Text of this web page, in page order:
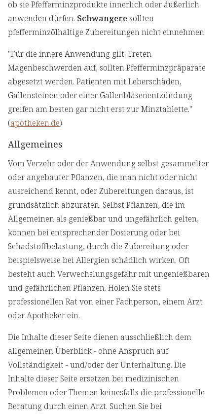
ob sie Pfefferminzprodukte innerlich oder äußerlich
anwenden dürfen. Schwangere sollten
pfefferminzölhaltige Zubereitungen nicht einnehmen.
"Für die innere Anwendung gilt: Treten
Magenbeschwerden auf, sollten Pfefferminzpräparate
abgesetzt werden. Patienten mit Leberschäden,
Gallensteinen oder einer Gallenblasen­entzündung
greifen am besten gar nicht erst zur Minztablette."
(apotheken.de)
Allgemeines
Vom Verzehr oder der Anwendung selbst gesammelter
oder angebauter Pflanzen, die man nicht oder nicht
ausreichend kennt, oder Zubereitungen daraus, ist
grundsätzlich abzuraten. Selbst Pflanzen, die im
Allgemeinen als genießbar und ungefährlich gelten,
können bei entsprechender Dosierung oder bei
Schadstoffbelastung, durch die Zubereitung oder
beispielsweise bei Allergien schädlich wirken. Oft
besteht auch Verwechslungsgefahr mit ungenießbaren
und gefährlichen Pflanzen. Holen Sie stets
professionellen Rat von einer Fachperson, einem Arzt
oder Apotheker ein.
Die Inhalte dieser Seite dienen ausschließlich dem
allgemeinen Überblick - ohne Anspruch auf
Vollständigkeit - und/oder der Unterhaltung. Die
Inhalte dieser Seite ersetzen bei medizinischen
Problemen oder Themen keinesfalls die professionelle
Beratung durch einen Arzt. Suchen Sie bei